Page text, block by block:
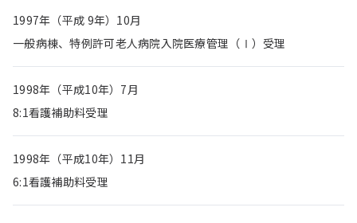
1997年（平成 9年）10月
一般病棟、特例許可老人病院入院医療管理（Ⅰ）受理
1998年（平成10年）7月
8:1看護補助料受理
1998年（平成10年）11月
6:1看護補助料受理